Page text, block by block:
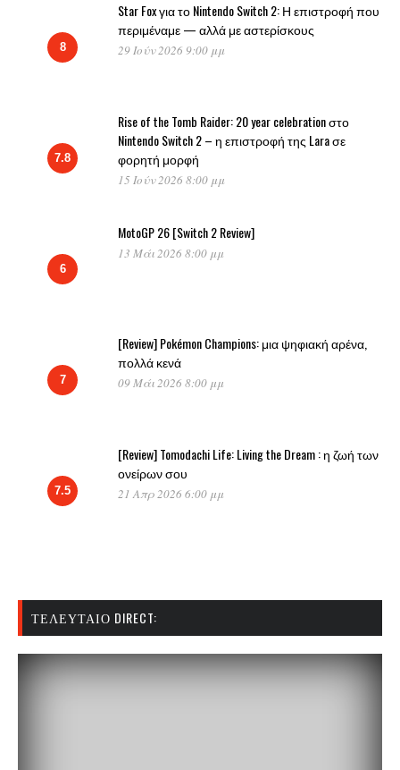
8
Star Fox για το Nintendo Switch 2: Η επιστροφή που
περιμέναμε — αλλά με αστερίσκους
29 Ιούν 2026 9:00 μμ
7.8
Rise of the Tomb Raider: 20 year celebration στο
Nintendo Switch 2 – η επιστροφή της Lara σε
φορητή μορφή
15 Ιούν 2026 8:00 μμ
6
MotoGP 26 [Switch 2 Review]
13 Μάι 2026 8:00 μμ
7
[Review] Pokémon Champions: μια ψηφιακή αρένα,
πολλά κενά
09 Μάι 2026 8:00 μμ
7.5
[Review] Tomodachi Life: Living the Dream : η ζωή των
ονείρων σου
21 Απρ 2026 6:00 μμ
ΤΕΛΕΥΤΑΊΟ DIRECT: